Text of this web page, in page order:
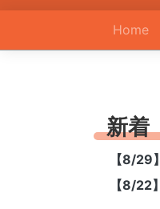
Home
新着
【8/29
【8/22